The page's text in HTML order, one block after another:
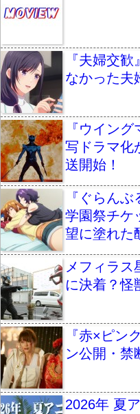
『夫婦交
なかった夫
『ウイン
写ドラマ
送開始！
『ぐらん
学園祭チケ
望に塗れた
メフィラス
に決着？怪
『赤×ピン
ン公開・禁
2026年 夏